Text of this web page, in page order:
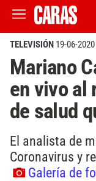
TELEVISIÓN 19-06-
Mariano
en vivo al
de salud
El analista de
Coronavirus y
Galería de